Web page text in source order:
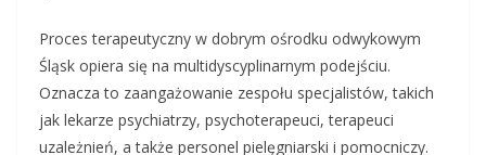
Proces terapeutyczny w dobrym ośrodku odwykowym
Śląsk opiera się na multidyscyplinarnym podejściu.
Oznacza to zaangażowanie zespołu specjalistów, takich
jak lekarze psychiatrzy, psychoterapeuci, terapeuci
uzależnień, a także personel pielęgniarski i pomocniczy.